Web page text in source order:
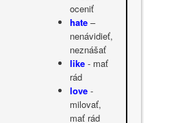
oceniť
hate –
nenávidieť,
neznášať
like - mať
rád
love -
milovať,
mať rád